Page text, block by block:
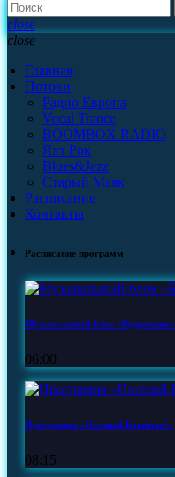
close
close
Главная
Потоки
Радио Европа
Vocal Trance
BOOMBOX RADIO
Яхт Рок
Blues&Jazz
Старый Маяк
Расписание
Контакты
Расписание программ
Музыкальный блок «Будильник»
06:00
Программа «Полный Бакштаг!»
08:15